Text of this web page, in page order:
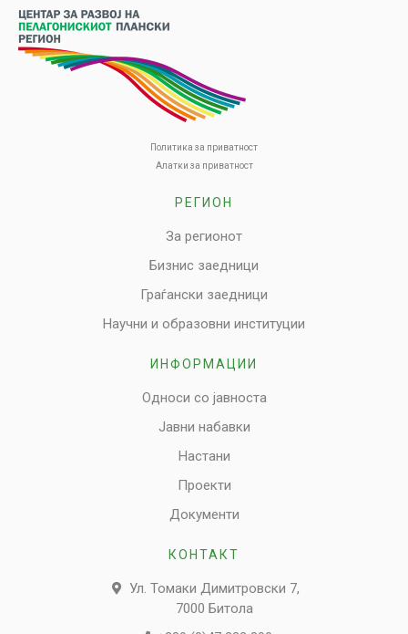
Политика за приватност
Алатки за приватност
РЕГИОН
За регионот
Бизнис заедници
Граѓански заедници
Научни и образовни институции
ИНФОРМАЦИИ
Односи со јавноста
Јавни набавки
Настани
Проекти
Документи
КОНТАКТ
Ул. Томаки Димитровски 7,
7000 Битола